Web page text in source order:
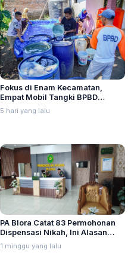
Fokus di Enam Kecamatan,
Empat Mobil Tangki BPBD
Kabupaten Lumajang Sehari 24
Kali Kirim Air Bersih
5 hari yang lalu
PA Blora Catat 83 Permohonan
Dispensasi Nikah, Ini Alasan
yang Paling Banyak Diajukan
1 minggu yang lalu